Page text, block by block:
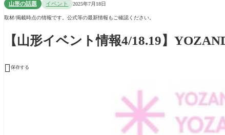
山形の話題 イベント 2025年7月18日
取材/掲載時点の情報です。公式等の最新情報もご確認ください。
【山形イベント情報4/18.19】
 保存する